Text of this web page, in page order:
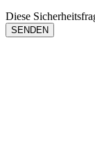
Diese